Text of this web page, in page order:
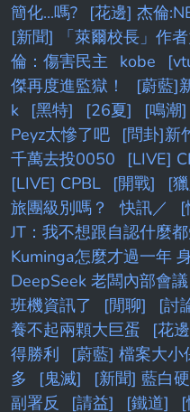
簡化...嗎?
[花邊] 杰倫
[新聞] 「萊爾校長」作
倫：傷害民主 kobe
傑再度進監獄！
[蔚藍]
k
[黑特] [26夏] [鳴潮]
Peyz太慘了吧
[問卦]新
千萬去投0050
[LIVE]
[LIVE] CPBL
[開戰]
[
旅團級別嗎？
快訊／ [
JT：我不想跟自認什麼
Kuminga怎麼才過一年
DeepSeek 老闆內部會議
班機資訊了
[閒聊]
[討
養不起兩顆大巨蛋
[花
得勝利
[蔚藍] 檔案大小
多
[鬼滅]
[新聞] 藍白
副署反
[請益] [鐵道]